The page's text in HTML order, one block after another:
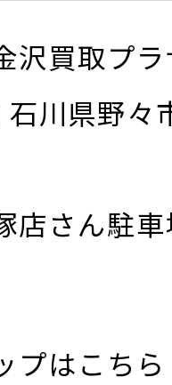
買取プラ
川県野々
店さん駐
プはこちら